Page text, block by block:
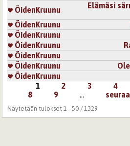
ÖidenKruunu
Elämäsi
ÖidenKruunu
ÖidenKruunu
ÖidenKruunu
ÖidenKruunu
ÖidenKruunu
ÖidenKruunu
1 2 3 4
8
9 …
Näytetään tulokset 1 - 50 / 1329